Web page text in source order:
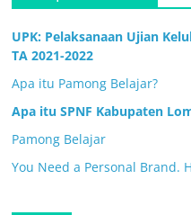
UPK: Pelaksanaan Ujian
TA 2021-2022
Apa itu Pamong Belajar?
Apa itu SPNF Kabupaten
Pamong Belajar
You Need a Personal Brand.